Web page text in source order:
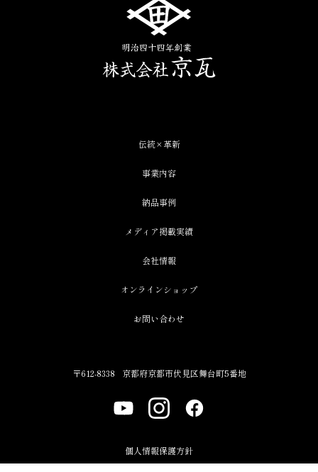
伝統×革新
事業内容
納品事例
メディア掲載実績
会社情報
オンラインショップ
お問い合わせ
〒612-8338 京都府京都市伏見区舞台町5番地
個人情報保護方針